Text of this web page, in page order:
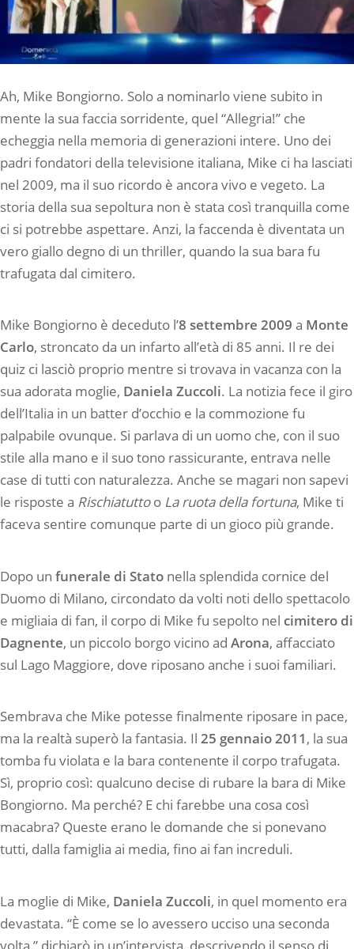
Ah, Mike Bongiorno. Solo a nominarlo viene subito in
mente la sua faccia sorridente, quel “Allegria!” che
echeggia nella memoria di generazioni intere. Uno dei
padri fondatori della televisione italiana, Mike ci ha lasciati
nel 2009, ma il suo ricordo è ancora vivo e vegeto. La
storia della sua sepoltura non è stata così tranquilla come
ci si potrebbe aspettare. Anzi, la faccenda è diventata un
vero giallo degno di un thriller, quando la sua bara fu
trafugata dal cimitero.
Mike Bongiorno è deceduto l’8 settembre 2009 a Monte
Carlo, stroncato da un infarto all’età di 85 anni. Il re dei
quiz ci lasciò proprio mentre si trovava in vacanza con la
sua adorata moglie, Daniela Zuccoli. La notizia fece il giro
dell’Italia in un batter d’occhio e la commozione fu
palpabile ovunque. Si parlava di un uomo che, con il suo
stile alla mano e il suo tono rassicurante, entrava nelle
case di tutti con naturalezza. Anche se magari non sapevi
le risposte a Rischiatuttoo La ruota della fortuna, Mike ti
faceva sentire comunque parte di un gioco più grande.
Dopo un funerale di Stato nella splendida cornice del
Duomo di Milano, circondato da volti noti dello spettacolo
e migliaia di fan, il corpo di Mike fu sepolto nel cimitero di
Dagnente, un piccolo borgo vicino ad Arona, affacciato
sul Lago Maggiore, dove riposano anche i suoi familiari.
Sembrava che Mike potesse finalmente riposare in pace,
ma la realtà superò la fantasia. Il 25 gennaio 2011, la sua
tomba fu violata e la bara contenente il corpo trafugata.
Sì, proprio così: qualcuno decise di rubare la bara di Mike
Bongiorno. Ma perché? E chi farebbe una cosa così
macabra? Queste erano le domande che si ponevano
tutti, dalla famiglia ai media, fino ai fan increduli.
La moglie di Mike, Daniela Zuccoli, in quel momento era
devastata. “È come se lo avessero ucciso una seconda
volta,” dichiarò in un’intervista, descrivendo il senso di